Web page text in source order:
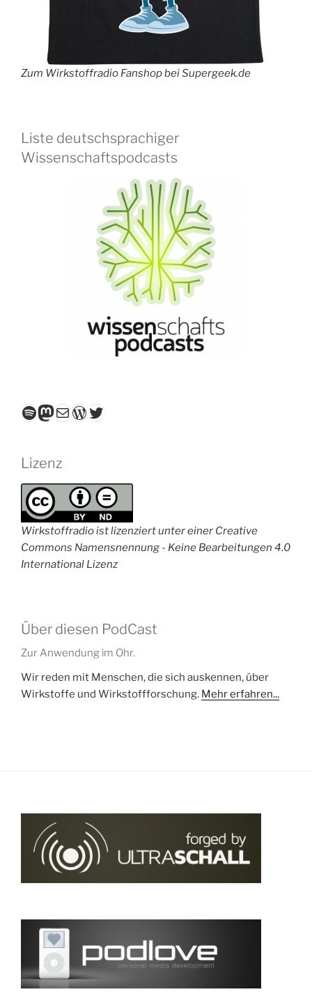
Zum Wirkstoffradio Fanshop bei Supergeek.de
Liste deutschsprachiger
Wissenschaftspodcasts
Spotify
Mastodon
E-MailWordPress
Twitter
Lizenz
Wirkstoffradio ist lizenziert unter einer Creative
Commons Namensnennung - Keine Bearbeitungen 4.0
International Lizenz
Über diesen PodCast
Zur Anwendung im Ohr.
Wir reden mit Menschen, die sich auskennen, über
Wirkstoffe und Wirkstoffforschung. Mehr erfahren...